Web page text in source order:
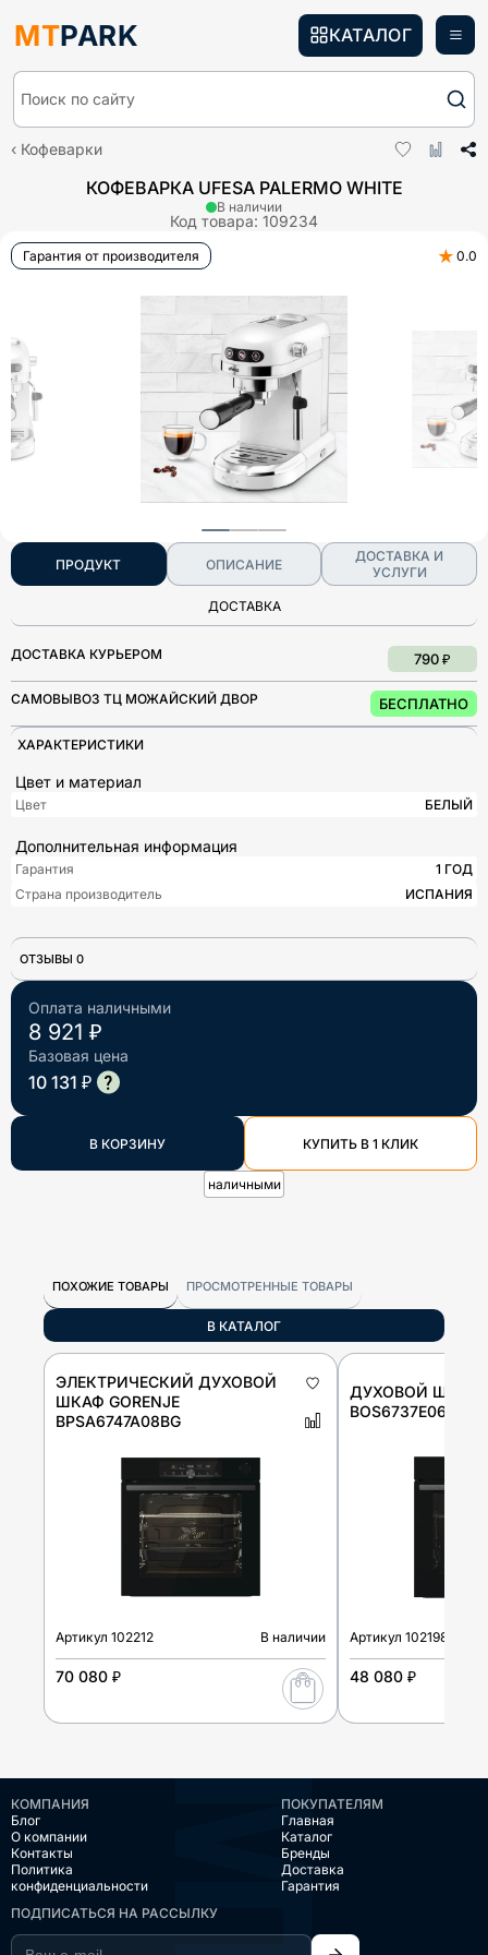
MTPARK
Поиск по сайту
КАТАЛОГ
Кофеварки
КОФЕВАРКА UFESA PALERMO WHITE
Код товара: 109234
В наличии
Гарантия от производителя ★ 0.0
ПРОДУКТ ОПИСАНИЕ
ДОСТАВКА И
УСЛУГИ
Оплата наличными
8 921 ₽
Базовая цена
10 131 ₽
ДОСТАВКА
ДОСТАВКА КУРЬЕРОМ 790 ₽
САМОВЫВОЗ ТЦ МОЖАЙСКИЙ ДВОР БЕСПЛАТНО
В КОРЗИНУ КУПИТЬ В 1 КЛИК
наличными
ХАРАКТЕРИСТИКИ
Цвет и материал
Цвет БЕЛЫЙ
Дополнительная информация
Гарантия
1 ГОД
Страна производитель
ИСПАНИЯ
ОТЗЫВЫ 0
ПОХОЖИЕ ТОВАРЫ ПРОСМОТРЕННЫЕ ТОВАРЫ
В КАТАЛОГ
ЭЛЕКТРИЧЕСКИЙ ДУХОВОЙ
ШКАФ GORENJE
BPSA6747A08BG
Артикул 102212 В наличии
70 080 ₽
ДУХОВОЙ ШКАФ
BOS6737E06FBG
Артикул 102198
48 080 ₽
КОМПАНИЯ
Блог
О компании
Контакты
Политика
конфиденциальности
ПОКУПАТЕЛЯМ
Главная
Каталог
Бренды
Доставка
Гарантия
ПОДПИСАТЬСЯ НА РАССЫЛКУ